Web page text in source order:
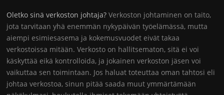
Oletko sinä verkoston johtaja? Verkoston johtaminen on taito,
jota tarvitaan yhä enemmän nykypäivän työelämässä, mutta
aiempi esimiesasema ja kokemusvuodet eivät takaa
verkostoissa mitään. Verkosto on hallitsematon, sitä ei voi
käskyttää eikä kontrolloida, ja jokainen verkoston jäsen voi
vaikuttaa sen toimintaan. Jos haluat toteuttaa oman tahtosi eli
johtaa verkostoa, sinun pitää saada muut ymmärtämään